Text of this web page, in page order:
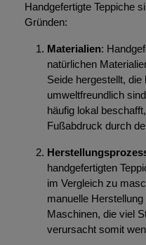
Handgefertigte Teppiche
Gründen:
Materialien:
natürlichen
Seide hergestellt,
umweltfreundlich
häufig lokal
Fußabdruck durch
handgefertigten
im Vergleich zu
manuelle
Maschinen, die viel
verursacht somit